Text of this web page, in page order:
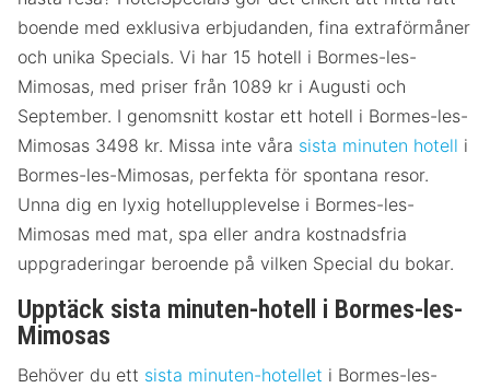
boende med exklusiva erbjudanden, fina extraförmåner
och unika Specials. Vi har 15 hotell i Bormes-les-
Mimosas, med priser från 1089 kr i Augusti och
September. I genomsnitt kostar ett hotell i Bormes-les-
Mimosas 3498 kr. Missa inte våra sista minuten hotell i
Bormes-les-Mimosas, perfekta för spontana resor.
Unna dig en lyxig hotellupplevelse i Bormes-les-
Mimosas med mat, spa eller andra kostnadsfria
uppgraderingar beroende på vilken Special du bokar.
Upptäck sista minuten-hotell i Bormes-les-
Mimosas
Behöver du ett sista minuten-hotellet i Bormes-les-